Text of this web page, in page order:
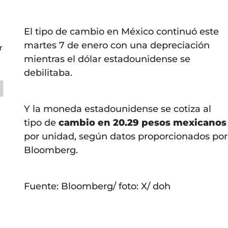
El tipo de cambio en México continuó este
martes 7 de enero con una depreciación
mientras el dólar estadounidense se
debilitaba.
Y la moneda estadounidense se cotiza al
tipo de cambio en 20.29 pesos mexicanos
por unidad, según datos proporcionados por
Bloomberg.
Fuente: Bloomberg/ foto: X/ doh